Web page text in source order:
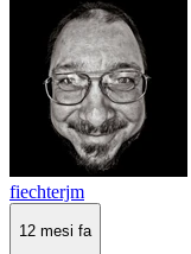
fiechterjm
12 mesi fa